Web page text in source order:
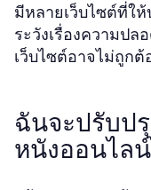
มีหลายเว็บไซต์ที่ใ
ระวังเรื่องความปล
เว็บไซต์อาจไม่ถูก
ฉันจะปรับป
หนังออนไล